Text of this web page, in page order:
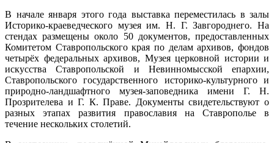
В начале января этого года выставка переместилась в залы
Историко-краеведческого музея им. Н. Г. Завгороднего. На
стендах размещены около 50 документов, предоставленных
Комитетом Ставропольского края по делам архивов, фондов
четырёх федеральных архивов, Музея церковной истории и
искусства Ставропольской и Невинномысской епархии,
Ставропольского государственного историко-культурного и
природно-ландшафтного музея-заповедника имени Г. Н.
Прозрителева и Г. К. Праве. Документы свидетельствуют о
разных этапах развития православия на Ставрополье в
течение нескольких столетий.